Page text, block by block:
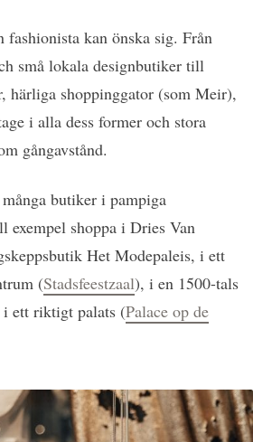
fashionista kan önska sig. Från
små lokala designbutiker till
härliga shoppinggator (som Meir),
i alla dess former och stora
gångavstånd.
butiker i pampiga
exempel shoppa i Dries Van
Het Modepaleis, i ett
(Stadsfeestzaal), i en 1500-tals
ett riktigt palats (Palace op de